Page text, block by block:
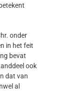
onder
in het feit
bevat
ook
dat van
al